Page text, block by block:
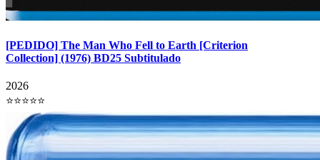
[PEDIDO] The Man Who Fell to Earth [Criterion
Collection] (1976) BD25 Subtitulado
2026
⭐⭐⭐⭐⭐